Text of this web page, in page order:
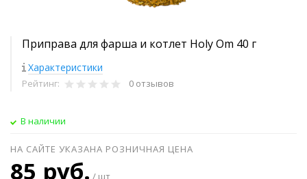
Приправа для фарша и котлет Holy Om 40 г
Характеристики
Рейтинг: 0 отзывов
В наличии
НА САЙТЕ УКАЗАНА РОЗНИЧНАЯ ЦЕНА
85 руб. / шт